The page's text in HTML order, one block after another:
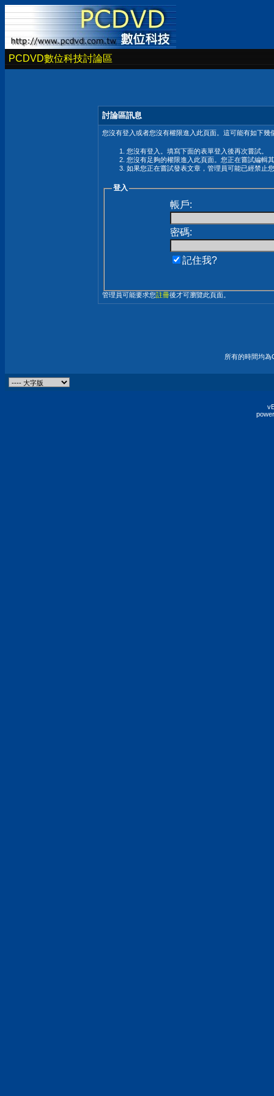
PCDVD數位科技討論區
討論區訊息
您沒有登入或者您沒有權限進入此頁面。這可能有如下幾
您沒有登入。填寫下面的表單登入後再次嘗試。
您沒有足夠的權限進入此頁面。您正在嘗試編輯
如果您正在嘗試發表文章，管理員可能已經禁止
登入
帳戶:
密碼:
記住我?
管理員可能要求您註冊後才可瀏覽此頁面。
所有的時間均為